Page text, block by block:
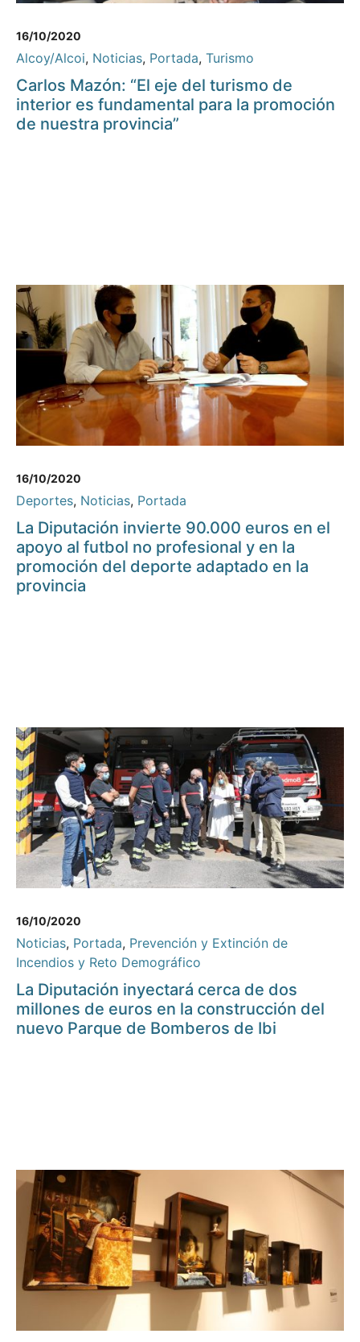
16/10/2020
Alcoy/Alcoi, Noticias, Portada, Turismo
Carlos Mazón: “El eje del turismo de
interior es fundamental para la promoción
de nuestra provincia”
16/10/2020
Deportes, Noticias, Portada
La Diputación invierte 90.000 euros en el
apoyo al futbol no profesional y en la
promoción del deporte adaptado en la
provincia
16/10/2020
Noticias, Portada, Prevención y Extinción de
Incendios y Reto Demográfico
La Diputación inyectará cerca de dos
millones de euros en la construcción del
nuevo Parque de Bomberos de Ibi